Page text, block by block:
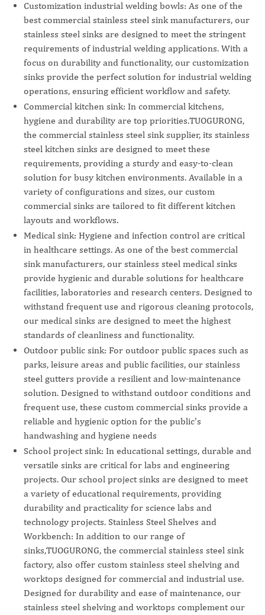
Customization industrial welding bowls: As one of the
best commercial stainless steel sink manufacturers, our
stainless steel sinks are designed to meet the stringent
requirements of industrial welding applications. With a
focus on durability and functionality, our customization
sinks provide the perfect solution for industrial welding
operations, ensuring efficient workflow and safety.
Commercial kitchen sink: In commercial kitchens,
hygiene and durability are top priorities.TUOGURONG,
the commercial stainless steel sink supplier, its stainless
steel kitchen sinks are designed to meet these
requirements, providing a sturdy and easy-to-clean
solution for busy kitchen environments. Available in a
variety of configurations and sizes, our custom
commercial sinks are tailored to fit different kitchen
layouts and workflows.
Medical sink: Hygiene and infection control are critical
in healthcare settings. As one of the best commercial
sink manufacturers, our stainless steel medical sinks
provide hygienic and durable solutions for healthcare
facilities, laboratories and research centers. Designed to
withstand frequent use and rigorous cleaning protocols,
our medical sinks are designed to meet the highest
standards of cleanliness and functionality.
Outdoor public sink: For outdoor public spaces such as
parks, leisure areas and public facilities, our stainless
steel gutters provide a resilient and low-maintenance
solution. Designed to withstand outdoor conditions and
frequent use, these custom commercial sinks provide a
reliable and hygienic option for the public's
handwashing and hygiene needs
School project sink: In educational settings, durable and
versatile sinks are critical for labs and engineering
projects. Our school project sinks are designed to meet
a variety of educational requirements, providing
durability and practicality for science labs and
technology projects. Stainless Steel Shelves and
Workbench: In addition to our range of
sinks,TUOGURONG, the commercial stainless steel sink
factory, also offer custom stainless steel shelving and
worktops designed for commercial and industrial use.
Designed for durability and ease of maintenance, our
stainless steel shelving and worktops complement our